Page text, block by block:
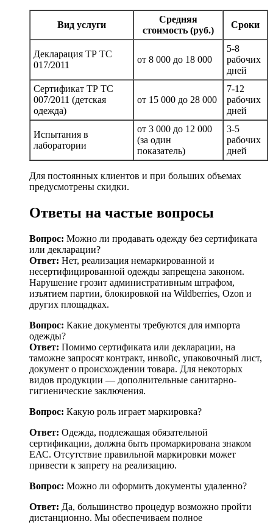
Вид услуги
Средняя
стоимость (руб.)
Сроки
Декларация ТР ТС
017/2011
от 8 000 до 18 000
5-8
рабочих
дней
Сертификат ТР ТС
007/2011 (детская
одежда)
от 15 000 до 28 000
7-12
рабочих
дней
Испытания в
лаборатории
от 3 000 до 12 000
(за один
показатель)
3-5
рабочих
дней
Для постоянных клиентов и при больших объемах
предусмотрены скидки.
Ответы на частые вопросы
Вопрос: Можно ли продавать одежду без сертификата
или декларации?
Ответ: Нет, реализация немаркированной и
несертифицированной одежды запрещена законом.
Нарушение грозит административным штрафом,
изъятием партии, блокировкой на Wildberries, Ozon и
других площадках.
Вопрос: Какие документы требуются для импорта
одежды?
Ответ: Помимо сертификата или декларации, на
таможне запросят контракт, инвойс, упаковочный лист,
документ о происхождении товара. Для некоторых
видов продукции — дополнительные санитарно-
гигиенические заключения.
Вопрос: Какую роль играет маркировка?
Ответ: Одежда, подлежащая обязательной
сертификации, должна быть промаркирована знаком
ЕАС. Отсутствие правильной маркировки может
привести к запрету на реализацию.
Вопрос: Можно ли оформить документы удаленно?
Ответ: Да, большинство процедур возможно пройти
дистанционно. Мы обеспечиваем полное